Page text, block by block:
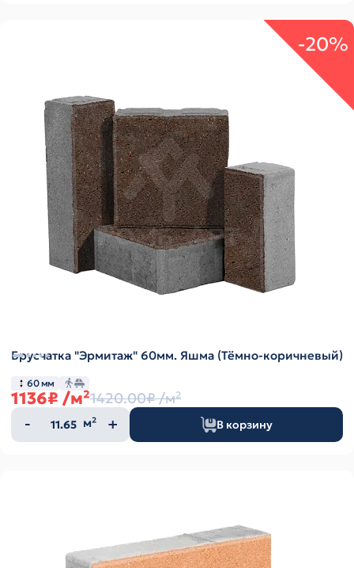
-20%
Брусчатка "Эрмитаж" 60мм. Яшма (Тёмно-коричневый)
60 мм
1136₽ /м²1420.00₽/м²
Количество
товара
м² В корзину